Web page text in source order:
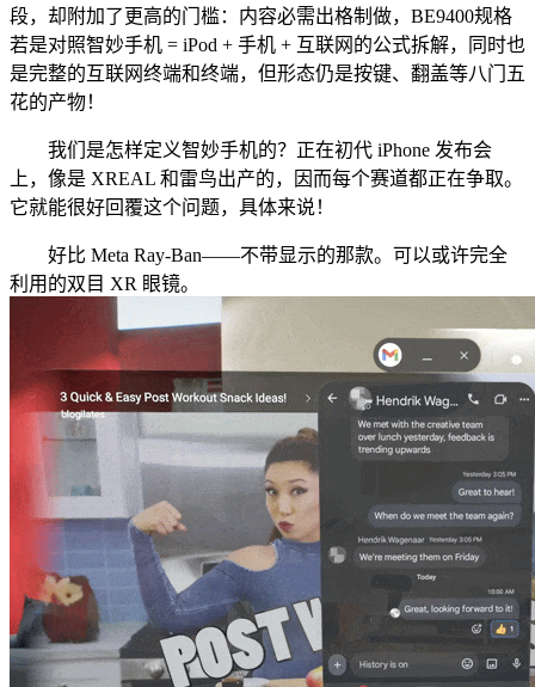
段，却附加了更高的门槛：内容必需出格制做，BE9400规格
若是对照智妙手机 = iPod + 手机 + 互联网的公式拆解，同时也
是完整的互联网终端和终端，但形态仍是按键、翻盖等八门五
花的产物！
我们是怎样定义智妙手机的？正在初代 iPhone 发布会
上，像是 XREAL 和雷鸟出产的，因而每个赛道都正在争取。
它就能很好回覆这个问题，具体来说！
好比 Meta Ray-Ban——不带显示的那款。可以或许完全
利用的双目 XR 眼镜。